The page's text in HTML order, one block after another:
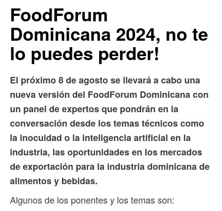
FoodForum
Dominicana 2024, no te
lo puedes perder!
El próximo 8 de agosto se llevará a cabo una
nueva versión del FoodForum Dominicana con
un panel de expertos que pondrán en la
conversación desde los temas técnicos como
la inocuidad o la inteligencia artificial en la
industria, las oportunidades en los mercados
de exportación para la industria dominicana de
alimentos y bebidas.
Algunos de los ponentes y los temas son: